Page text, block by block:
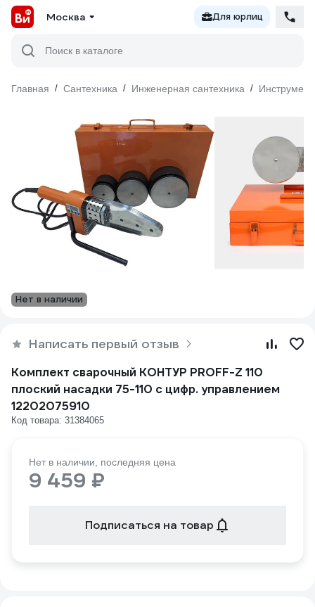
Москва Для юрлиц
Поиск в каталоге
Главная / Сантехника / Инженерная сантехника /
Нет в наличии
Написать первый отзыв
Комплект сварочный КОНТУР PROFF-Z 110
плоский насадки 75-110 с цифр. управлением
12202075910
Код товара: 31384065
Нет в наличии, последняя цена
9 459 ₽
Подписаться на товар